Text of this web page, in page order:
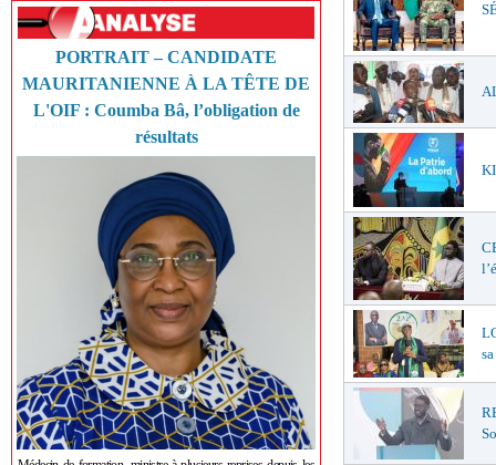
PORTRAIT – CANDIDATE
MAURITANIENNE À LA TÊTE DE
L'OIF : Coumba Bâ, l’obligation de
résultats